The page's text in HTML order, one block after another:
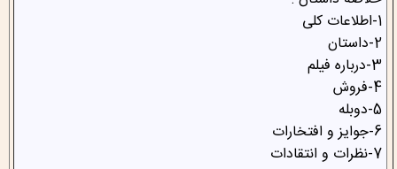
1-اطلاعات کلی
2-داستان
3-درباره فیلم
4-فروش
5-دوبله
6-جوایز و افتخارات
7-نظرات و انتقادات